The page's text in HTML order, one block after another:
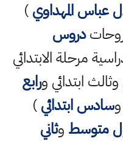
المهداوي)
دروس
مرحلة الابتدائي
وثالث ابتدائي ورابع
وسادس ابتدائي)
متوسط وثاني